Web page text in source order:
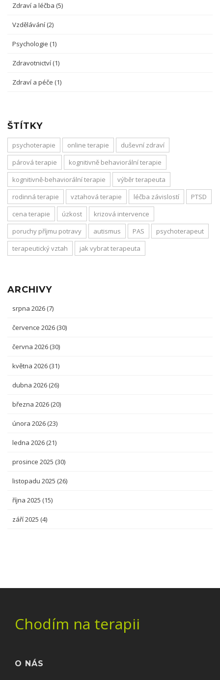
Zdraví a léčba (5)
Vzdělávání (2)
Psychologie (1)
Zdravotnictví (1)
Zdraví a péče (1)
ŠTÍTKY
psychoterapie online terapie
duševní zdraví
párová terapie
kognitivně behaviorální terapie
kognitivně-behaviorální terapie
výběr terapeuta
rodinná terapie
vztahová terapie léčba závislostí
PTSD
cena terapie
úzkost
krizová intervence
poruchy příjmu potravy
autismus PAS
psychoterapeut
terapeutický vztah
jak vybrat terapeuta
ARCHIVY
srpna 2026 (7)
července 2026 (30)
června 2026 (30)
května 2026 (31)
dubna 2026 (26)
března 2026 (20)
února 2026 (23)
ledna 2026 (21)
prosince 2025 (30)
listopadu 2025 (26)
října 2025 (15)
září 2025 (4)
Chodím na terapii
O NÁS